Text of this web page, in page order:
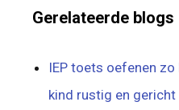
Gerelateerde blogs
IEP toets oefenen zo
kind rustig en gericht